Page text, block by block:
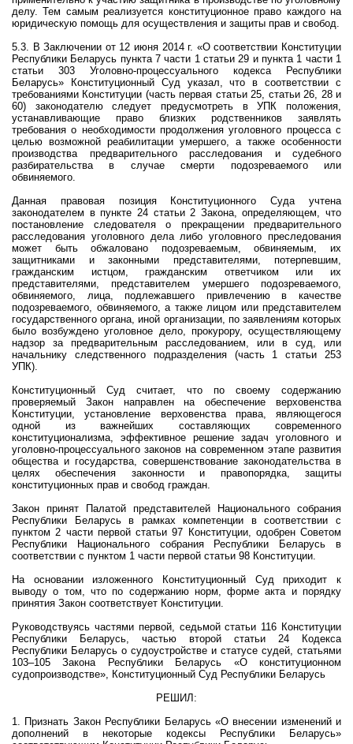
делу. Тем самым реализуется конституционное право каждого на
юридическую помощь для осуществления и защиты прав и свобод.
5.3. В Заключении от 12 июня 2014 г. «О соответствии Конституции
Республики Беларусь пункта 7 части 1 статьи 29 и пункта 1 части 1
статьи 303 Уголовно-процессуального кодекса Республики
Беларусь» Конституционный Суд указал, что в соответствии с
требованиями Конституции (часть первая статьи 25, статьи 26, 28 и
60) законодателю следует предусмотреть в УПК положения,
устанавливающие право близких родственников заявлять
требования о необходимости продолжения уголовного процесса с
целью возможной реабилитации умершего, а также особенности
производства предварительного расследования и судебного
разбирательства в случае смерти подозреваемого или
обвиняемого.
Данная правовая позиция Конституционного Суда учтена
законодателем в пункте 24 статьи 2 Закона, определяющем, что
постановление следователя о прекращении предварительного
расследования уголовного дела либо уголовного преследования
может быть обжаловано подозреваемым, обвиняемым, их
защитниками и законными представителями, потерпевшим,
гражданским истцом, гражданским ответчиком или их
представителями, представителем умершего подозреваемого,
обвиняемого, лица, подлежавшего привлечению в качестве
подозреваемого, обвиняемого, а также лицом или представителем
государственного органа, иной организации, по заявлениям которых
было возбуждено уголовное дело, прокурору, осуществляющему
надзор за предварительным расследованием, или в суд, или
начальнику следственного подразделения (часть 1 статьи 253
УПК).
Конституционный Суд считает, что по своему содержанию
проверяемый Закон направлен на обеспечение верховенства
Конституции, установление верховенства права, являющегося
одной из важнейших составляющих современного
конституционализма, эффективное решение задач уголовного и
уголовно-процессуального законов на современном этапе развития
общества и государства, совершенствование законодательства в
целях обеспечения законности и правопорядка, защиты
конституционных прав и свобод граждан.
Закон принят Палатой представителей Национального собрания
Республики Беларусь в рамках компетенции в соответствии с
пунктом 2 части первой статьи 97 Конституции, одобрен Советом
Республики Национального собрания Республики Беларусь в
соответствии с пунктом 1 части первой статьи 98 Конституции.
На основании изложенного Конституционный Суд приходит к
выводу о том, что по содержанию норм, форме акта и порядку
принятия Закон соответствует Конституции.
Руководствуясь частями первой, седьмой статьи 116 Конституции
Республики Беларусь, частью второй статьи 24 Кодекса
Республики Беларусь о судоустройстве и статусе судей, статьями
103–105 Закона Республики Беларусь «О конституционном
судопроизводстве», Конституционный Суд Республики Беларусь
РЕШИЛ:
1. Признать Закон Республики Беларусь «О внесении изменений и
дополнений в некоторые кодексы Республики Беларусь»